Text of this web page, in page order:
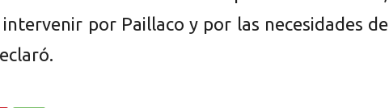
por Paillaco y por las necesidades de